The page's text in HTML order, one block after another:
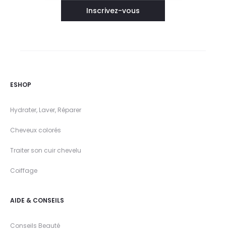
ESHOP
Hydrater, Laver, Réparer
Cheveux colorés
Traiter son cuir chevelu
Coiffage
AIDE & CONSEILS
Conseils Beauté